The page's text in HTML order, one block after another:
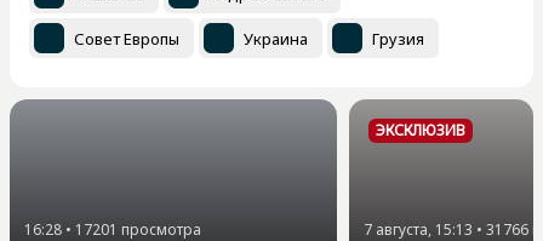
Совет Европы Украина Грузия
16:28 • 17201 просмотра
ЭКСКЛЮЗИВ
7 августа, 15:13 • 31766